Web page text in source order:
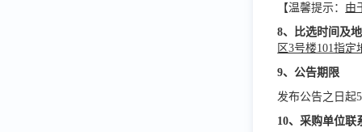
【温馨提示： 由
8、 比选时间及
区3号楼101指定
9、公告期限
发布公告之日起
10、采购单位联